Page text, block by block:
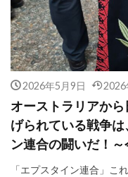
2026年5月9日 2026
オーストラリアか
げられている戦争
ン連合の闘いだ！
「エプスタイン連合」こ